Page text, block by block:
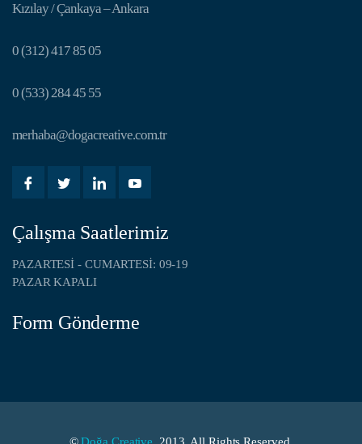
Kızılay / Çankaya – Ankara
0 (312) 417 85 05
0 (533) 284 45 55
merhaba@dogacreative.com.tr
Çalışma Saatlerimiz
PAZARTESI - CUMARTESI: 09-19
PAZAR KAPALI
Form Gönderme